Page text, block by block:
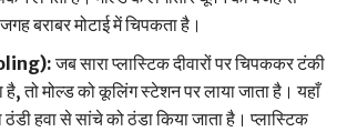
बराबर मोटाई में चिपकता है।
जब सारा प्लास्टिक दीवारों पर चिपककर टंकी
तो मोल्ड को कूलिंग स्टेशन पर लाया जाता है। यहाँ
ठंडी हवा से सांचे को ठंडा किया जाता है। प्लास्टिक